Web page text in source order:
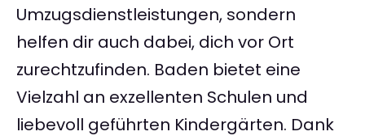
Umzugsdienstleistungen, sondern
helfen dir auch dabei, dich vor Ort
zurechtzufinden. Baden bietet eine
Vielzahl an exzellenten Schulen und
liebevoll geführten Kindergärten. Dank